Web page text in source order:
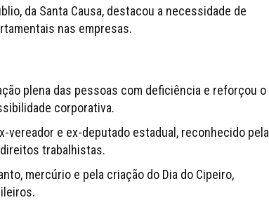
da Santa Causa, destacou a necessidade de
nas empresas.
plena das pessoas com deficiência e reforçou o
corporativa.
vereador e ex-deputado estadual, reconhecido pela
trabalhistas.
mercúrio e pela criação do Dia do Cipeiro,